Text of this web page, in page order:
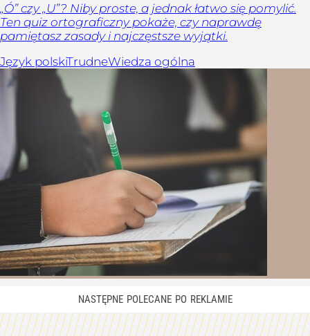
„Ó” czy „U”? Niby proste, a jednak łatwo się pomylić.
Ten quiz ortograficzny pokaże, czy naprawdę
pamiętasz zasady i najczęstsze wyjątki.
Język polskiTrudneWiedza ogólna